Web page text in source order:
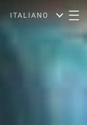
ITALIANO